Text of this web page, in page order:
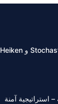
إستراتيجية تداول قصيرة مع Stochastic و Heiken
استراتيجية آمنة